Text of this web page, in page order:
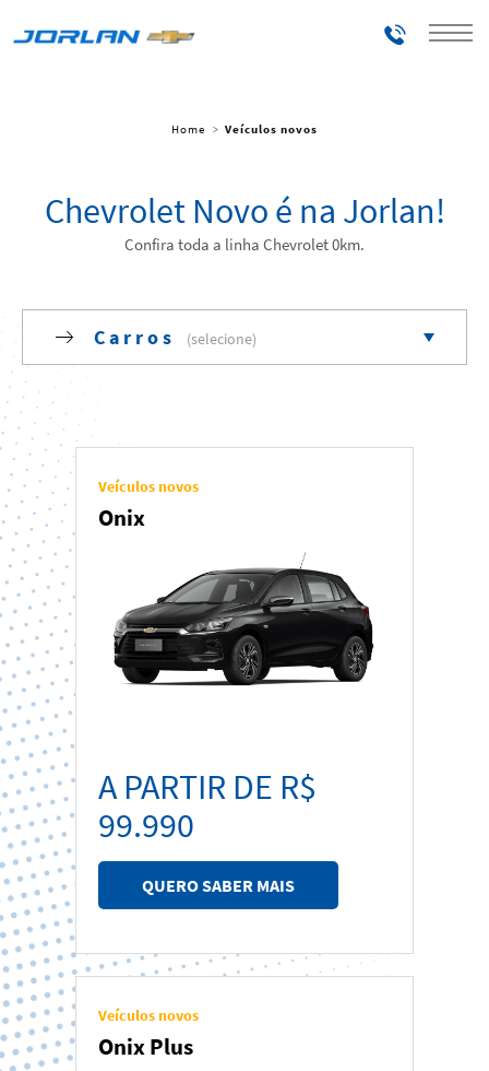
Telefones
Home Veículos novos
Chevrolet Novo é na Jorlan!
Confira toda a linha Chevrolet 0km.
Elétricos
Carros
Esportivos
Veículos novos
Onix
A PARTIR DE R$
99.990
QUERO SABER MAIS
Veículos novos
Onix Plus